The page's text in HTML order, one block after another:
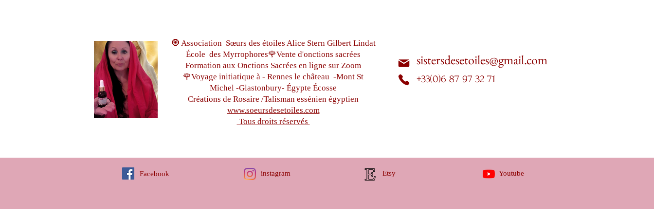
🧿 Association Sœurs des étoiles Alice Stern Gilbert Lindat
École des Myrrophores🌹Vente d'onctions sacrées
Formation aux Onctions Sacrées en ligne sur Zoom
🌹Voyage initiatique à - Rennes le château -Mont St
Michel -Glastonbury- Égypte Écosse
Créations de Rosaire /Talisman essénien égyptien
www.soeursdesetoiles.com
Tous droits réservés
sistersdesetoiles@gmail.com
+33(0)6 87 97 32 71
Facebook instagram Etsy Youtube